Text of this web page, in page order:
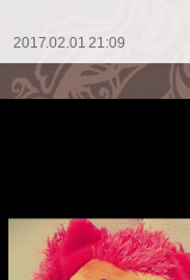
2017.02.01 21:09